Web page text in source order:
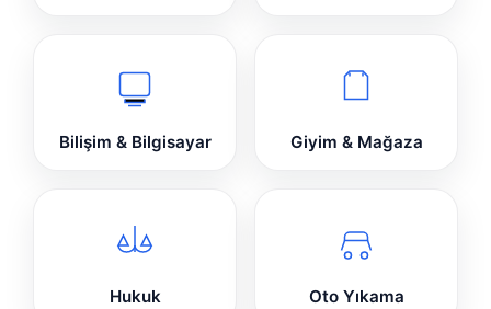
Bilişim & Bilgisayar Giyim & Mağaza
Hukuk Oto Yıkama